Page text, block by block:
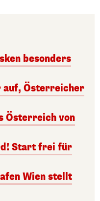
besonders
auf, Österreicher
Österreich von
Start frei für
Wien stellt